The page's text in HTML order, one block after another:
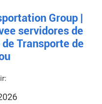
Group |
servidores de
Transporte de